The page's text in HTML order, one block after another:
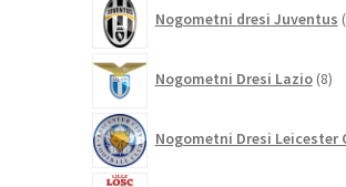
Nogometni dresi Juventus
Nogometni Dresi Lazio 8
Nogometni Dresi Leicester